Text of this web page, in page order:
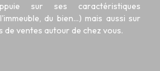
sur ses caractéristiques
du bien...) mais aussi sur
ventes autour de chez vous.